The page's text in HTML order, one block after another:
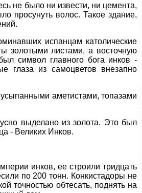
не было ни извести, ни цемента,
просунуть волос. Такое здание,
испанцам католические
золотыми листами, а восточную
символ главного бога инков -
глаза из самоцветов внезапно
аметистами, топазами
выделано из золота. Это был
- Великих Инков.
инков, ее строили тридцать
по 200 тонн. Конкистадоры не
точностью обтесать, поднять на